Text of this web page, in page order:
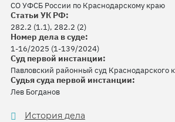
СО УФСБ России по Краснодарскому краю
Статьи УК РФ:
282.2 (1.1), 282.2 (2)
Номер дела в суде:
1-16/2025 (1-139/2024)
Суд первой инстанции:
Павловский районный суд Краснодарского
Судья суда первой инстанции:
Лев Богданов
История дела